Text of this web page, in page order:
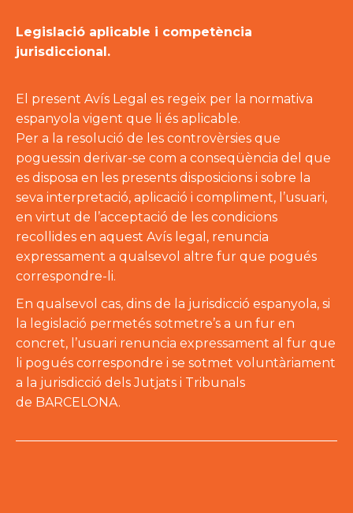
Legislació aplicable i competència
jurisdiccional.
El present Avís Legal es regeix per la normativa
espanyola vigent que li és aplicable.
Per a la resolució de les controvèrsies que
poguessin derivar-se com a conseqüència del que
es disposa en les presents disposicions i sobre la
seva interpretació, aplicació i compliment, l’usuari,
en virtut de l’acceptació de les condicions
recollides en aquest Avís legal, renuncia
expressament a qualsevol altre fur que pogués
correspondre-li.
En qualsevol cas, dins de la jurisdicció espanyola, si
la legislació permetés sotmetre’s a un fur en
concret, l’usuari renuncia expressament al fur que
li pogués correspondre i se sotmet voluntàriament
a la jurisdicció dels Jutjats i Tribunals
de BARCELONA.